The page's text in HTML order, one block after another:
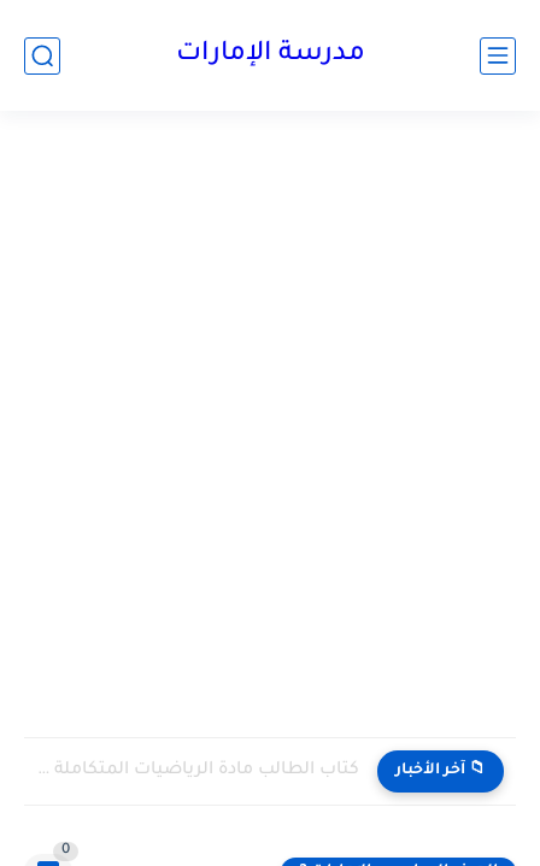
مدرسة الإمارات
📁 آخر الأخبار كتاب الطالب مادة الرياضيات المتكاملة الصف التاسع Bridge متقدم الفصل...
0